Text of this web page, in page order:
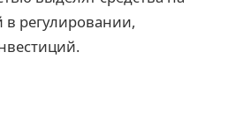
регулировании,